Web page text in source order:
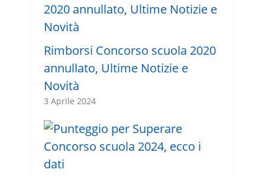
Rimborsi Concorso scuola 2020
annullato, Ultime Notizie e
Novità
3 Aprile 2024